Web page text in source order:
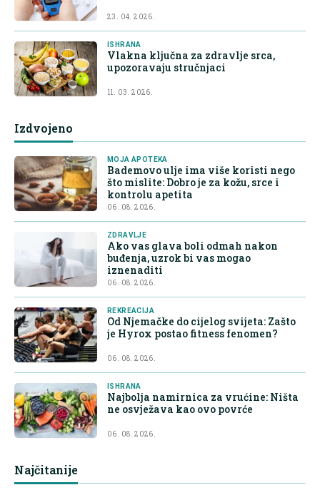
23. 04. 2026.
ISHRANA
Vlakna ključna za zdravlje srca,
upozoravaju stručnjaci
11. 03. 2026.
Izdvojeno
MOJA APOTEKA
Bademovo ulje ima više koristi nego
što mislite: Dobro je za kožu, srce i
kontrolu apetita
06. 08. 2026.
ZDRAVLJE
Ako vas glava boli odmah nakon
buđenja, uzrok bi vas mogao
iznenaditi
06. 08. 2026.
REKREACIJA
Od Njemačke do cijelog svijeta: Zašto
je Hyrox postao fitness fenomen?
06. 08. 2026.
ISHRANA
Najbolja namirnica za vrućine: Ništa
ne osvježava kao ovo povrće
06. 08. 2026.
Najčitanije